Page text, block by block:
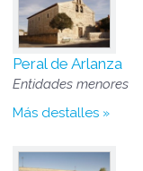
Peral de Arlanza
Entidades menores
Más destalles